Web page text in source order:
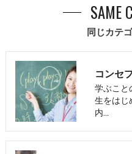
同じカテ
SAME
コンセ
学ぶこと
生をはじ
内…